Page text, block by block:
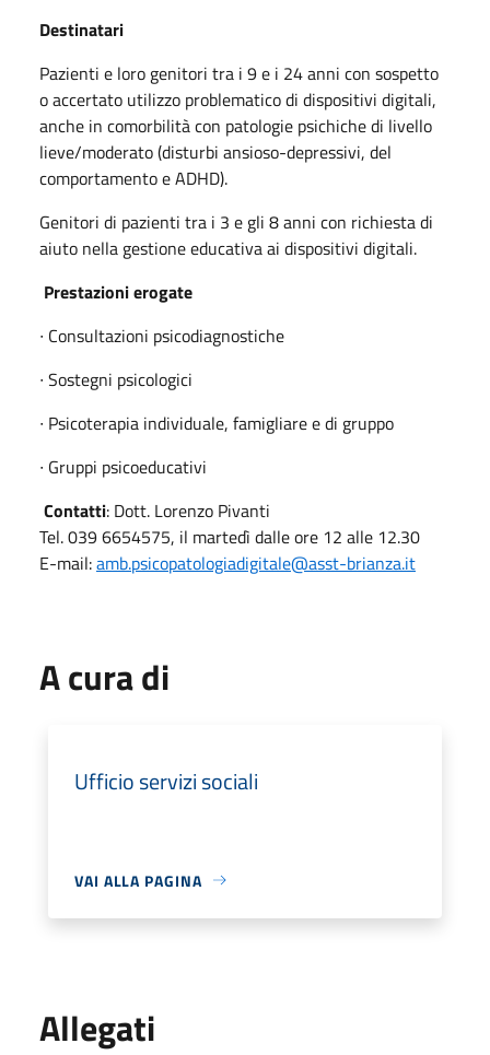
Destinatari
Pazienti e loro genitori tra i 9 e i 24 anni con sospetto
o accertato utilizzo problematico di dispositivi digitali,
anche in comorbilità con patologie psichiche di livello
lieve/moderato (disturbi ansioso-depressivi, del
comportamento e ADHD).
Genitori di pazienti tra i 3 e gli 8 anni con richiesta di
aiuto nella gestione educativa ai dispositivi digitali.
Prestazioni erogate
∙ Consultazioni psicodiagnostiche
∙ Sostegni psicologici
∙ Psicoterapia individuale, famigliare e di gruppo
∙ Gruppi psicoeducativi
Contatti: Dott. Lorenzo Pivanti
Tel. 039 6654575, il martedì dalle ore 12 alle 12.30
E-mail:amb.psicopatologiadigitale@asst-brianza.it
A cura di
Ufficio servizi sociali
VAI ALLA PAGINA
Allegati